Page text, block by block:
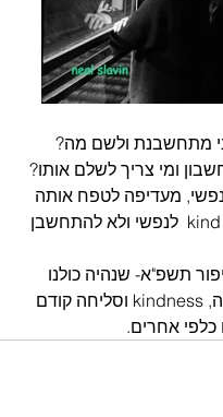
מתחשבנת ולשם מה?
ומי צריך לשלם אותו?
מעדיפה לטפח אותה
בחמלה ולהיות kind  לנפשי ולא להתחשבן
תשפ"א- שנהיה כולנו
בעלי יותר חמלה, kindness וסליחה קודם
כלפי אחרים.